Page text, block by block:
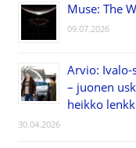
Muse: The
09.07.2026
Arvio: Ivalo-
– juonen
heikko
30.04.2026